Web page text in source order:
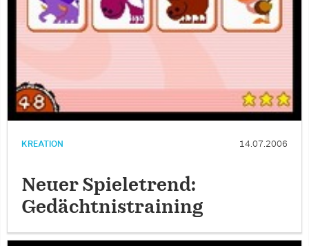
KREATION 14.07.2006
Neuer Spieletrend:
Gedächtnistraining